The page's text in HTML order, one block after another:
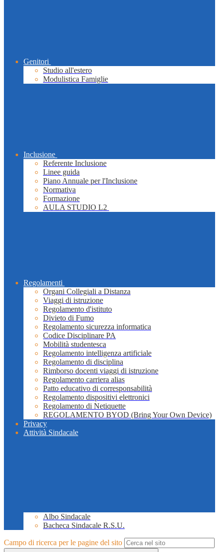
Genitori
Studio all'estero
Modulistica Famiglie
Inclusione
Referente Inclusione
Linee guida
Piano Annuale per l'Inclusione
Normativa
Formazione
AULA STUDIO L2
Regolamenti
Organi Collegiali a Distanza
Viaggi di istruzione
Regolamento d'istituto
Divieto di Fumo
Regolamento sicurezza informatica
Codice Disciplinare PA
Mobilità studentesca
Regolamento intelligenza artificiale
Regolamento di disciplina
Rimborso docenti viaggi di istruzione
Regolamento carriera alias
Patto educativo di corresponsabilità
Regolamento dispositivi elettronici
Regolamento di Netiquette
REGOLAMENTO BYOD (Bring Your Own Device)
Privacy
Attività Sindacale
Albo Sindacale
Bacheca Sindacale R.S.U.
Campo di ricerca per le pagine del sito